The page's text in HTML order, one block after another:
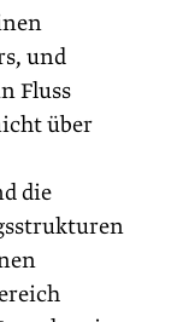
und
Fluss
über
die